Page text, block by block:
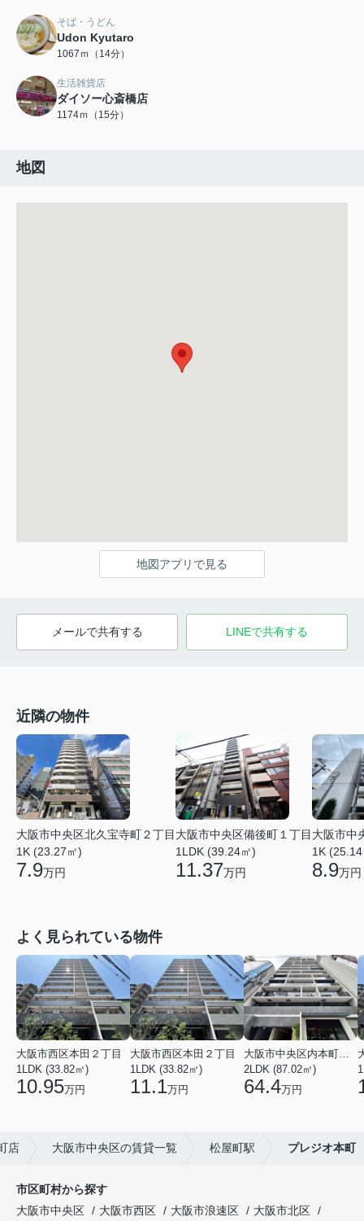
そば・うどん
Udon Kyutaro
1067ｍ（14分）
生活雑貨店
ダイソー心斎橋店
1174ｍ（15分）
地図
地図アプリで見る
メールで共有する LINEで共有する
近隣の物件
大阪市中央区北久宝寺町２丁目
1K (23.27㎡)
7.9万円
大阪市中央区備後町１丁目
1LDK (39.24㎡)
11.37万円
大阪市中
1K
8.9万円
よく見られている物件
大阪市西区本田２丁目
1LDK (33.82㎡)
10.95万円
大阪市西区本田２丁目
1LDK (33.82㎡)
11.1万円
大阪市中央区内本町１丁目
2LDK (87.02㎡)
64.4万円
店 大阪市中央区の賃貸一覧 松屋町駅 プレジオ本町
市区町村から探す
大阪市中央区
大阪市西区 大阪市浪速区
大阪市北区